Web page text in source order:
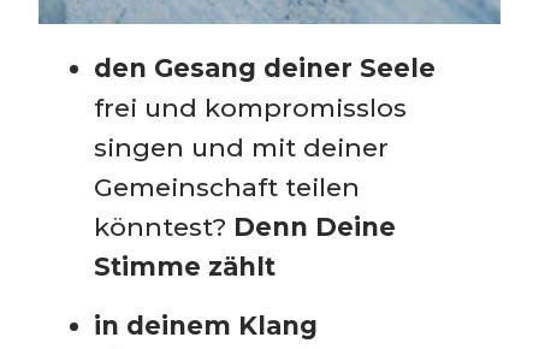
den Gesang deiner Seele
frei und kompromisslos
singen und mit deiner
Gemeinschaft teilen
könntest? Denn Deine
Stimme zählt
in deinem Klang